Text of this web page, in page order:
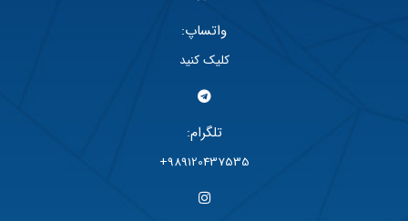
واتساپ:
کلیک کنید
تلگرام:
989120437535+